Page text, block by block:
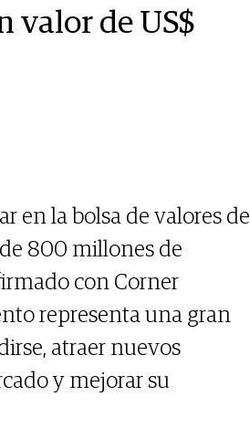
valor de US$
en la bolsa de valores de
800 millones de
con Corner
representa una gran
atraer nuevos
y mejorar su